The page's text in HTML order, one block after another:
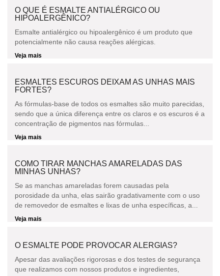
O QUE É ESMALTE ANTIALÉRGICO OU
HIPOALERGÊNICO?
Esmalte antialérgico ou hipoalergênico é um produto que
potencialmente não causa reações alérgicas.
Veja mais
ESMALTES ESCUROS DEIXAM AS UNHAS MAIS
FORTES?
As fórmulas-base de todos os esmaltes são muito parecidas,
sendo que a única diferença entre os claros e os escuros é a
concentração de pigmentos nas fórmulas...
Veja mais
COMO TIRAR MANCHAS AMARELADAS DAS
MINHAS UNHAS?
Se as manchas amareladas forem causadas pela
porosidade da unha, elas sairão gradativamente com o uso
de removedor de esmaltes e lixas de unha específicas, a...
Veja mais
O ESMALTE PODE PROVOCAR ALERGIAS?
Apesar das avaliações rigorosas e dos testes de segurança
que realizamos com nossos produtos e ingredientes,